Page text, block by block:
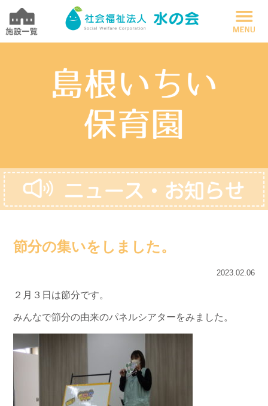
節分の集いをしました。
2023.02.06
２月３日は節分です。
みんなで節分の由来のパネルシアターをみました。